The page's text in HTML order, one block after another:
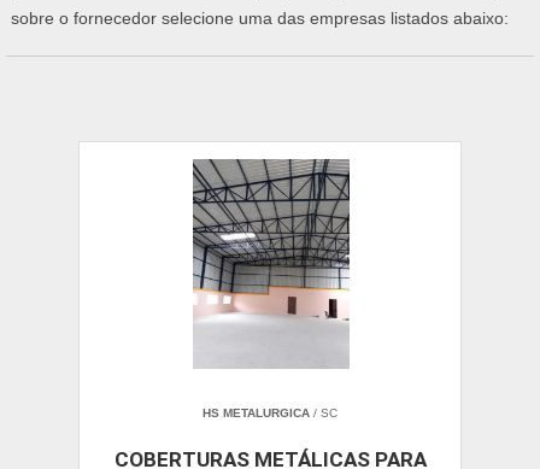
sobre o fornecedor selecione uma das empresas listados abaixo:
HS METALURGICA / SC
COBERTURAS METÁLICAS PARA